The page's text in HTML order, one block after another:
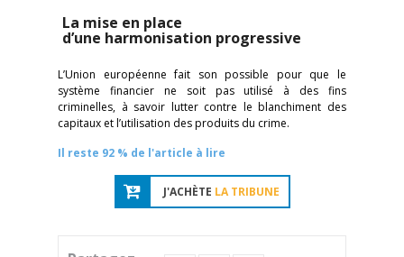
La mise en place
d’une harmonisation progressive
L’Union européenne fait son possible pour que le
système financier ne soit pas utilisé à des fins
criminelles, à savoir lutter contre le blanchiment des
capitaux et l’utilisation des produits du crime.
Il reste 92 % de l'article à lire
J'ACHÈTE LA TRIBUNE